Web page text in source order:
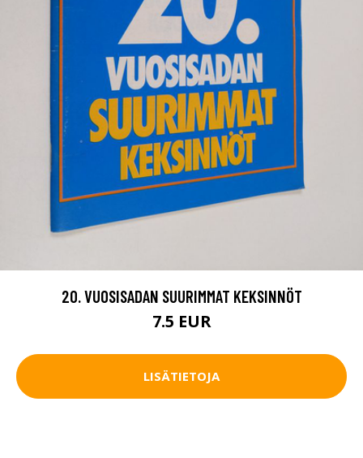
20. VUOSISADAN SUURIMMAT KEKSINNÖT
7.5 EUR
LISÄTIETOJA